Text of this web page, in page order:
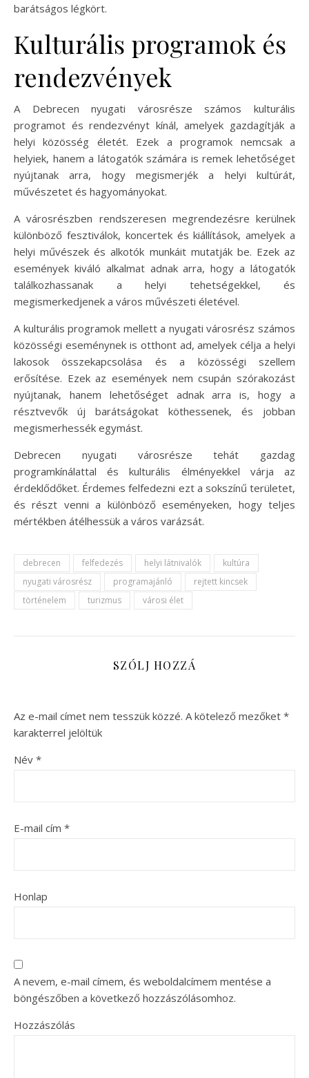
barátságos légkört.
Kulturális programok és
rendezvények
A Debrecen nyugati városrésze számos kulturális
programot és rendezvényt kínál, amelyek gazdagítják a
helyi közösség életét. Ezek a programok nemcsak a
helyiek, hanem a látogatók számára is remek lehetőséget
nyújtanak arra, hogy megismerjék a helyi kultúrát,
művészetet és hagyományokat.
A városrészben rendszeresen megrendezésre kerülnek
különböző fesztiválok, koncertek és kiállítások, amelyek a
helyi művészek és alkotók munkáit mutatják be. Ezek az
események kiváló alkalmat adnak arra, hogy a látogatók
találkozhassanak a helyi tehetségekkel, és
megismerkedjenek a város művészeti életével.
A kulturális programok mellett a nyugati városrész számos
közösségi eseménynek is otthont ad, amelyek célja a helyi
lakosok összekapcsolása és a közösségi szellem
erősítése. Ezek az események nem csupán szórakozást
nyújtanak, hanem lehetőséget adnak arra is, hogy a
résztvevők új barátságokat köthessenek, és jobban
megismerhessék egymást.
Debrecen nyugati városrésze tehát gazdag
programkínálattal és kulturális élményekkel várja az
érdeklődőket. Érdemes felfedezni ezt a sokszínű területet,
és részt venni a különböző eseményeken, hogy teljes
mértékben átélhessük a város varázsát.
debrecen felfedezés helyi látnivalók
kultúra
nyugati városrész
programajánló
rejtett kincsek
történelem
turizmus városi élet
SZÓLJ HOZZÁ
Az e-mail címet nem tesszük közzé. A kötelező mezőket *
karakterrel jelöltük
Név *
E-mail cím *
Honlap
A nevem, e-mail címem, és weboldalcímem mentése a
böngészőben a következő hozzászólásomhoz.
Hozzászólás